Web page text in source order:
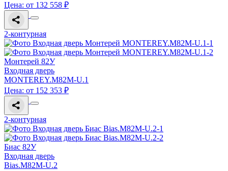
Цена: от 132 558 ₽
2-контурная
Монтерей 82У
Входная дверь
MONTEREY.M82M-U.1
Цена: от 152 353 ₽
2-контурная
Биас 82У
Входная дверь
Bias.M82M-U.2